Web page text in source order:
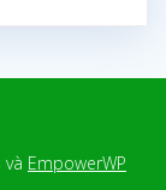
và EmpowerWP